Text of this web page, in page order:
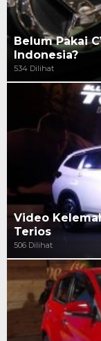
Belum Pakai
Indonesia?
534 Dilihat
Video
Terios
506 Dilihat